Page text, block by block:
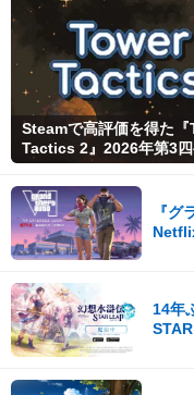
Steamで高評価を得た
Tactics 2』2026年第3
『
14年